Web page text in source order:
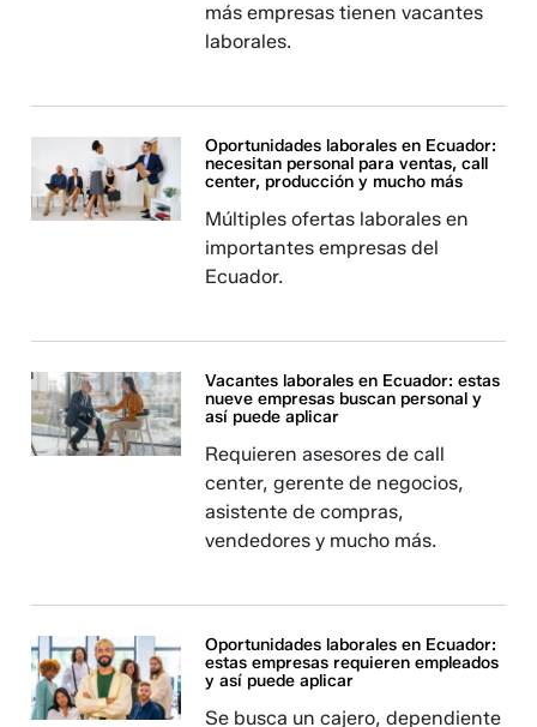
más empresas tienen vacantes
laborales.
Oportunidades laborales en Ecuador:
necesitan personal para ventas, call
center, producción y mucho más
Múltiples ofertas laborales en
importantes empresas del
Ecuador.
Vacantes laborales en Ecuador: estas
nueve empresas buscan personal y
así puede aplicar
Requieren asesores de call
center, gerente de negocios,
asistente de compras,
vendedores y mucho más.
Oportunidades laborales en Ecuador:
estas empresas requieren empleados
y así puede aplicar
Se busca un cajero, dependiente